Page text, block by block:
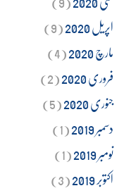
اپریل 2020
(9)
مارچ 2020
(4)
فروری 2020
(2)
جنوری 2020
(5)
دسمبر 2019
(1)
نومبر 2019
(1)
اکتوبر 2019
(3)